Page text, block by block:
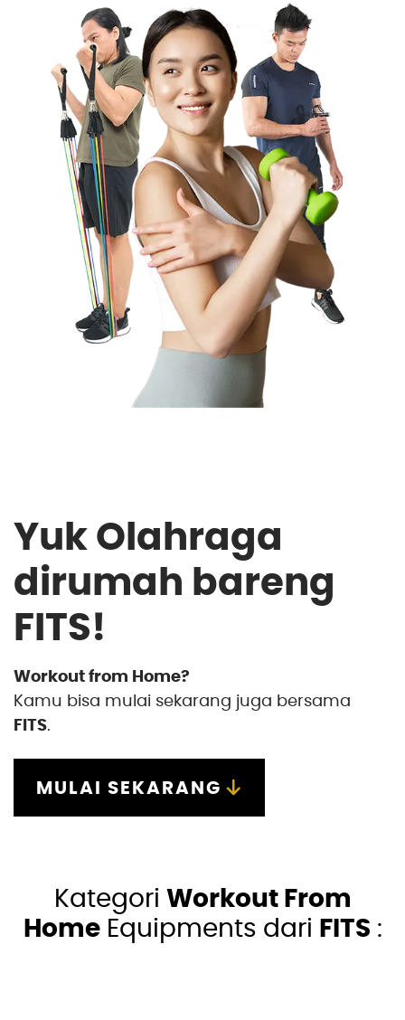
Yuk Olahraga
dirumah bareng
FITS!
Workout from Home?
Kamu bisa mulai sekarang juga bersama
FITS.
MULAI SEKARANG
Kategori Workout From
HomeEquipments dari FITS :